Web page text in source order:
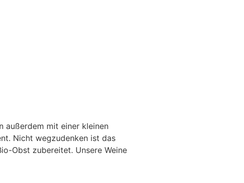
außerdem mit einer kleinen
Nicht wegzudenken ist das
Obst zubereitet. Unsere Weine